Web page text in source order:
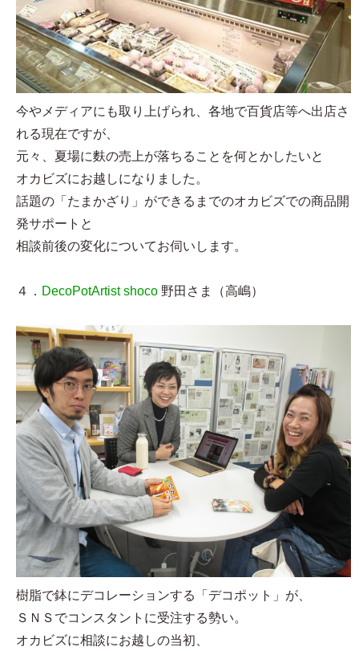
今やメディアにも取り上げられ、各地で百貨店等へ出店さ
れる現在ですが、
元々、夏場に麩の売上が落ちることを何とかしたいと
オカビズにお越しになりました。
話題の「たまかざり」ができるまでのオカビズでの商品開
発サポートと
相談前後の変化についてお伺いします。
４． DecoPotArtist shoco 野田さま（高嶋）
樹脂で鉢にデコレーションする「デコポット」が、
ＳＮＳでコンスタントに受注する勢い。
オカビズに相談にお越しの当初、